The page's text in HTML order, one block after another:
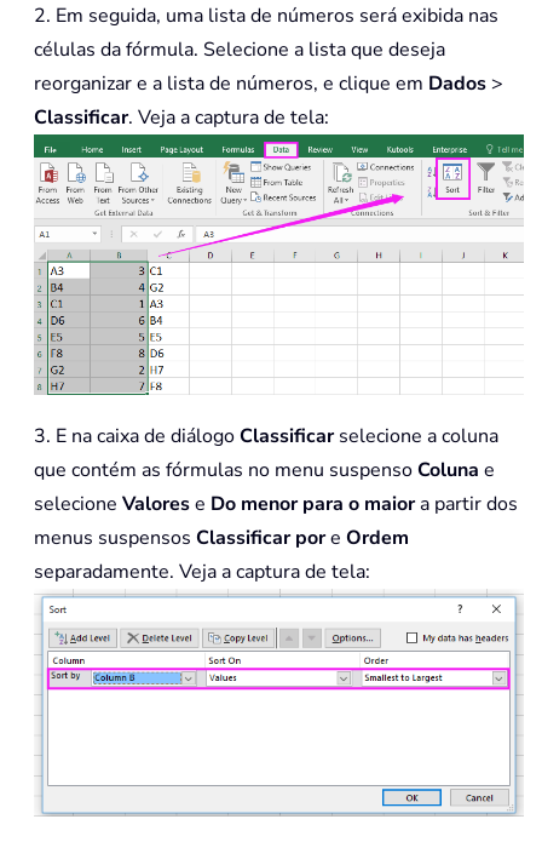
2. Em seguida, uma lista de números será exibida nas
células da fórmula. Selecione a lista que deseja
reorganizar e a lista de números, e clique em Dados >
Classificar. Veja a captura de tela:
3. E na caixa de diálogoClassificarselecione a coluna
que contém as fórmulas no menu suspensoColuna e
selecione Valorese Do menor para o maiora partir dos
menus suspensos Classificar pore Ordem
separadamente. Veja a captura de tela: